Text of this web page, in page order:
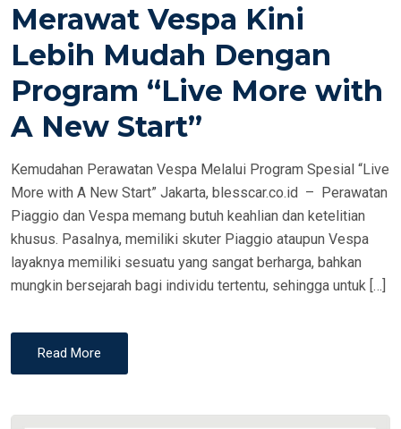
T
D
O
Merawat Vespa Kini
Lebih Mudah Dengan
Program “Live More with
A New Start”
Kemudahan Perawatan Vespa Melalui Program Spesial “Live
More with A New Start” Jakarta, blesscar.co.id – Perawatan
Piaggio dan Vespa memang butuh keahlian dan ketelitian
khusus. Pasalnya, memiliki skuter Piaggio ataupun Vespa
layaknya memiliki sesuatu yang sangat berharga, bahkan
mungkin bersejarah bagi individu tertentu, sehingga untuk […]
Read More